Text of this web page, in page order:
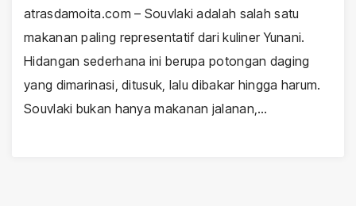
atrasdamoita.com – Souvlaki adalah salah satu
makanan paling representatif dari kuliner Yunani.
Hidangan sederhana ini berupa potongan daging
yang dimarinasi, ditusuk, lalu dibakar hingga harum.
Souvlaki bukan hanya makanan jalanan,…